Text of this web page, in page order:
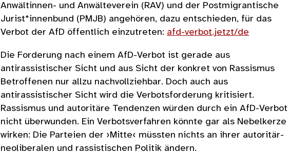
Anwältinnen- und Anwälteverein (RAV) und der Postmigrantische
Jurist*innenbund (PMJB) angehören, dazu entschieden, für das
Verbot der AfD öffentlich einzutreten: afd-verbot.jetzt/de
Die Forderung nach einem AfD-Verbot ist gerade aus
antirassistischer Sicht und aus Sicht der konkret von Rassismus
Betroffenen nur allzu nachvollziehbar. Doch auch aus
antirassistischer Sicht wird die Verbotsforderung kritisiert.
Rassismus und autoritäre Tendenzen würden durch ein AfD-Verbot
nicht überwunden. Ein Verbotsverfahren könnte gar als Nebelkerze
wirken: Die Parteien der ›Mitte‹ müssten nichts an ihrer autoritär-
neoliberalen und rassistischen Politik ändern.